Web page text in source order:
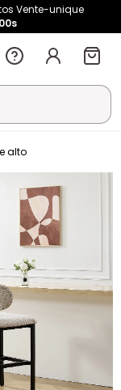
Vente-unique
59s
alto